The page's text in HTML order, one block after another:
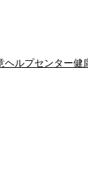
ヘルプセンター健